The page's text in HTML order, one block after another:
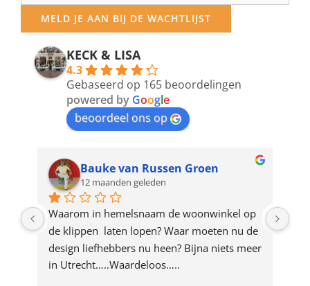
your
email
address
product
MELD JE AAN BIJ DE WACHTLIJST
KECK & LISA
4.3
Gebaseerd op 165 beoordelingen
powered by Google
beoordeel ons op
Bauke van Russen Groen
12 maanden geleden
Waarom in hemelsnaam de woonwinkel op
de klippen  laten lopen? Waar moeten nu de
design liefhebbers nu heen? Bijna niets meer
in Utrecht…..Waardeloos…..